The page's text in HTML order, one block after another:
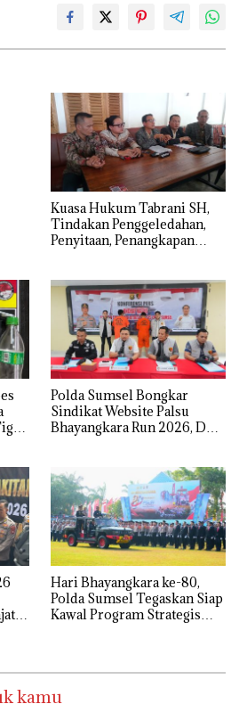
‎Kuasa Hukum Tabrani SH,
Tindakan Penggeledahan,
Penyitaan, Penangkapan
Melalui Mekanisme
Praperadilan
Polda Sumsel Bongkar
Sindikat Website Palsu
Bhayangkara Run 2026, Dua
Hari Bhayangkara ke-80,
Polda Sumsel Tegaskan Siap
Kawal Program Strategis
kamu